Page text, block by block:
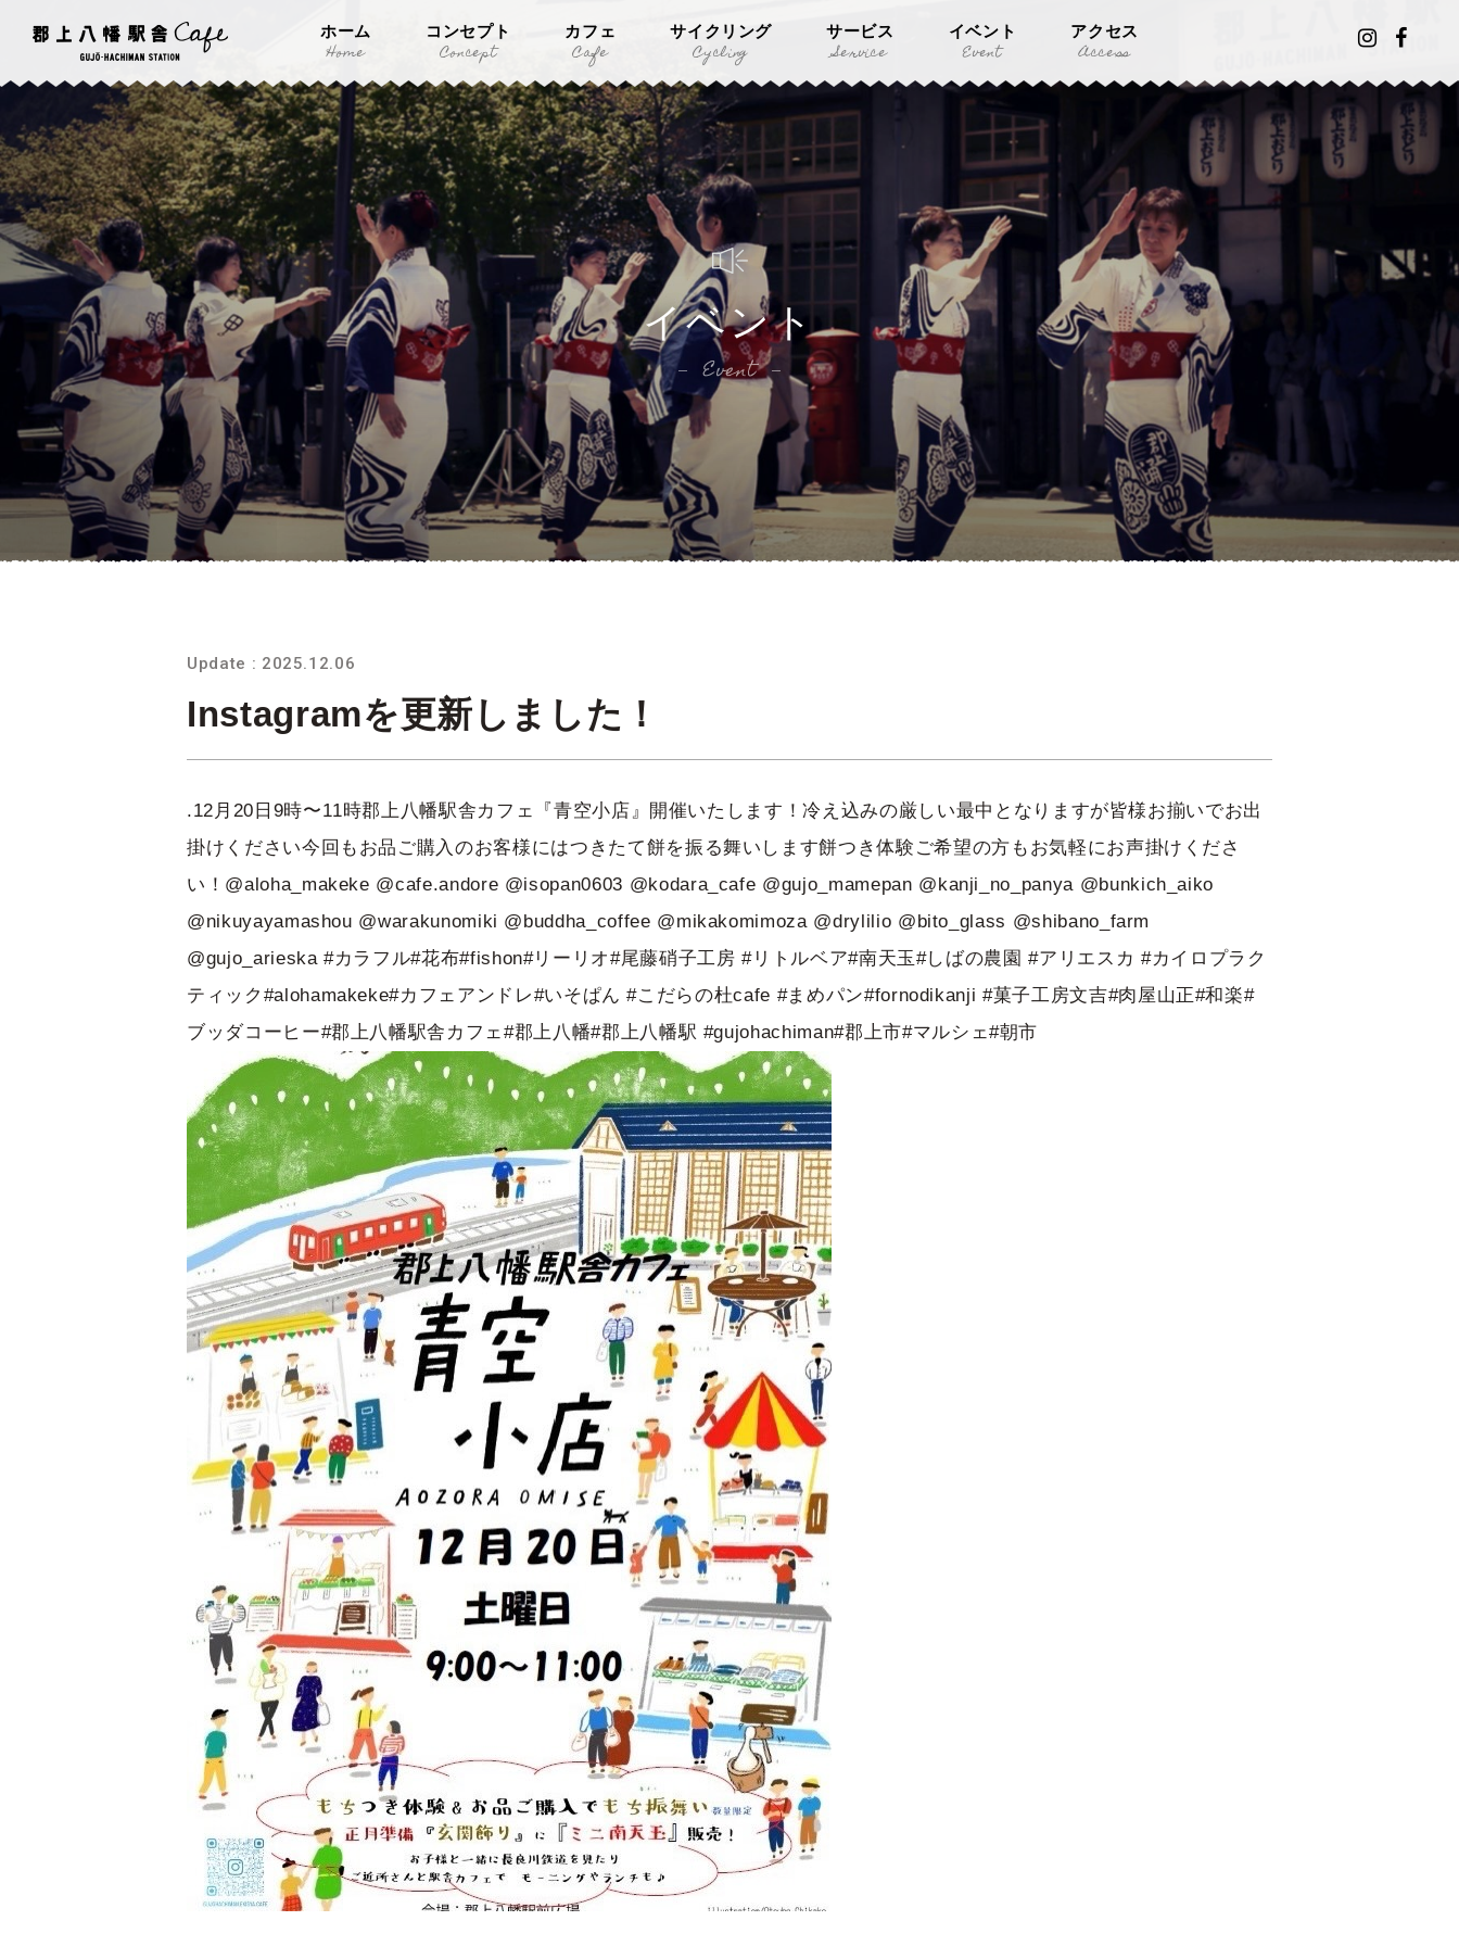
ホーム
Home
コンセプト
Concept
カフェ
Cafe
サイクリング
Cycling
サービス
Service
イベント
Event
アクセス
Access
イベント
Event
Update : 2025.12.06
Instagramを更新しました！
.12月20日9時〜11時郡上八幡駅舎カフェ『青空小店』開催いたします！冷え込みの厳しい最中となりますが皆様お揃いでお出
掛けください今回もお品ご購入のお客様にはつきたて餅を振る舞いします餅つき体験ご希望の方もお気軽にお声掛けくださ
い！@aloha_makeke @cafe.andore @isopan0603 @kodara_cafe @gujo_mamepan @kanji_no_panya @bunkich_aiko
@nikuyayamashou @warakunomiki @buddha_coffee @mikakomimoza @drylilio @bito_glass @shibano_farm
@gujo_arieska #カラフル#花布#fishon#リーリオ#尾藤硝子工房 #リトルベア#南天玉#しばの農園 #アリエスカ #カイロプラク
ティック#alohamakeke#カフェアンドレ#いそぱん #こだらの杜cafe #まめパン#fornodikanji #菓子工房文吉#肉屋山正#和楽#
ブッダコーヒー#郡上八幡駅舎カフェ#郡上八幡#郡上八幡駅 #gujohachiman#郡上市#マルシェ#朝市